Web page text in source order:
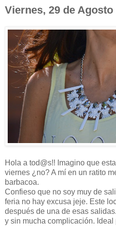
Viernes, 29 de Agosto
Hola a tod@s!! Imagino que
viernes ¿no? A mí en un ratito
barbacoa.
Confieso que no soy muy de
feria no hay excusa jeje. Este
después de una de esas
y sin mucha complicación.